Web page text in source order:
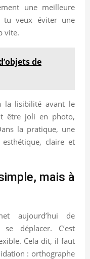
une meilleure
tu veux éviter une
vite.
de
la lisibilité avant le
être joli en photo,
la pratique, une
claire et
mais à
aujourd’hui de
déplacer. C’est
Cela dit, il faut
: orthographe